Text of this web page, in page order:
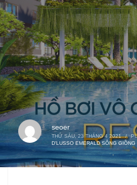
seoer
THỨ SÁU, 23 THÁNG 4 2021 /
D'LUSSO EMERALD SÔNG GIỒNG